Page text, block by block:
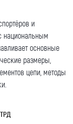
и
национальным
основные
размеры,
цепи, методы